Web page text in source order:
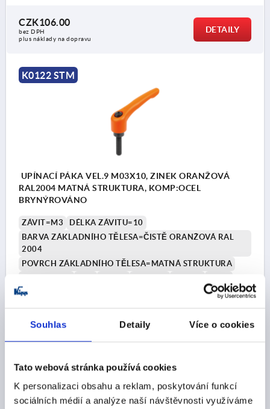
Souhlas Detaily Více o cookies
Tato webová stránka používá cookies
K personalizaci obsahu a reklam, poskytování funkcí
sociálních médií a analýze naší návštěvnosti využíváme
CZK106.00
bez DPH
plus náklady na dopravu
DETAILY
K0122 STM
UPÍNACÍ PÁKA VEL.9 M03X10, ZINEK ORANŽOVÁ
RAL2004 MATNÁ STRUKTURA, KOMP:OCEL
BRYNÝROVÁNO
ZÁVIT=M3
DÉLKA ZÁVITU=10
BARVA ZÁKLADNÍHO TĚLESA=ČISTĚ ORANŽOVÁ RAL
2004
POVRCH ZÁKLADNÍHO TĚLESA=MATNÁ STRUKTURA
H2=11,9
DÉLKA DRŽADLA=22
DÉLKA DRŽADLA=27,7
B=6,4
POČET ZUBŮ =12
CZK106.00
plus náklady na dopravu